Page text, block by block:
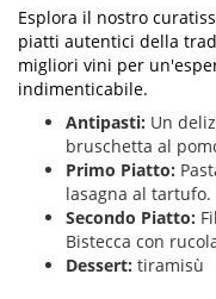
Esplora il nostro
piatti autentici della
migliori vini per
indimenticabile.
Antipasti: Un
bruschetta al
Primo Piatto:
lasagna al tartufo.
Secondo Piatto:
Bistecca con
Dessert: tiramisù